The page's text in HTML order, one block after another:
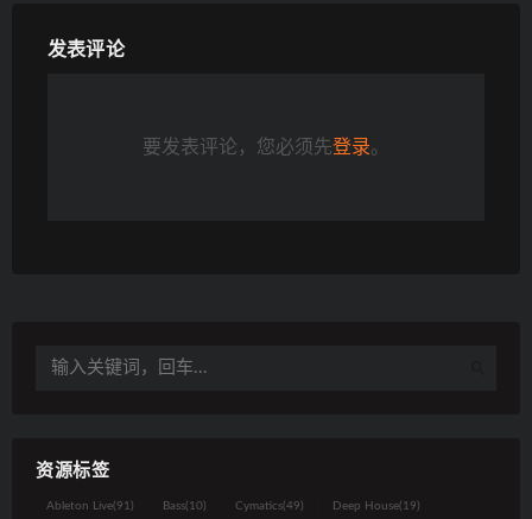
发表评论
要发表评论，您必须先登录。
资源标签
Ableton Live(91) Bass(10) Cymatics(49) Deep House(19)